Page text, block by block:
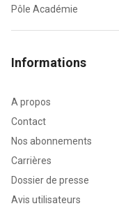
Pôle Académie
Informations
A propos
Contact
Nos abonnements
Carrières
Dossier de presse
Avis utilisateurs